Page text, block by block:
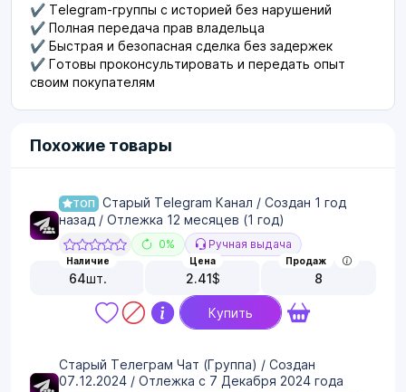
✔ Telegram-группы с историей без нарушений
✔ Полная передача прав владельца
✔ Быстрая и безопасная сделка без задержек
✔ Готовы проконсультировать и передать опыт
своим покупателям
Похожие товары
ТОП
Старый Telegram Канал / Создан 1 год
назад / Отлежка 12 месяцев (1 год)
0% Ручная выдача
Наличие
64шт.
Цена
2.41$
Продаж
8
Купить
Старый Телеграм Чат (Группа) / Создан
07.12.2024 / Отлежка с 7 Декабря 2024 года